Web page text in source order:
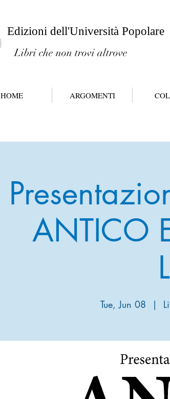
Edizioni dell'Università Popolare
Libri che non trovi altrove
HOME ARGOMENTI
ANTICO
Tue, Jun 08
  |